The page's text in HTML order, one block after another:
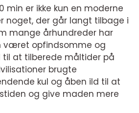
min er ikke kun en moderne
noget, der går langt tilbage i
mange århundreder har
været opfindsomme og
til at tilberede måltider på
brugte
kul og åben ild til at
og give maden mere